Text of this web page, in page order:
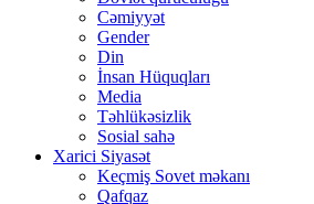
Cəmiyyət
Gender
Din
İnsan Hüquqları
Media
Təhlükəsizlik
Sosial sahə
Xarici Siyasət
Keçmiş Sovet məkanı
Qafqaz